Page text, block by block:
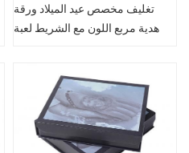
تغليف مخصص عيد الميلاد ورقة
هدية مربع اللون مع الشريط لعبة